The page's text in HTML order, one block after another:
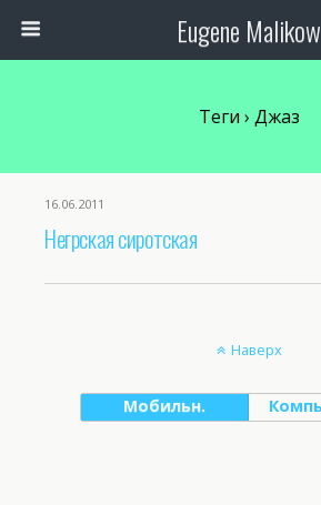
Eugene Malikow
Теги › Джаз
16.06.2011
Негрская сиротская
Наверх
Мобильн.